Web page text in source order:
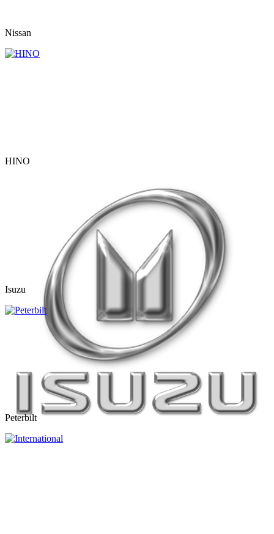
Nissan
HINO
Isuzu
Peterbilt